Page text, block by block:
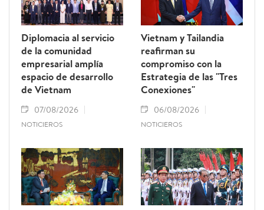
Diplomacia al servicio
de la comunidad
empresarial amplía
espacio de desarrollo
de Vietnam
07/08/2026
NOTICIEROS
Vietnam y Tailandia
reafirman su
compromiso con la
Estrategia de las "Tres
Conexiones"
06/08/2026
NOTICIEROS